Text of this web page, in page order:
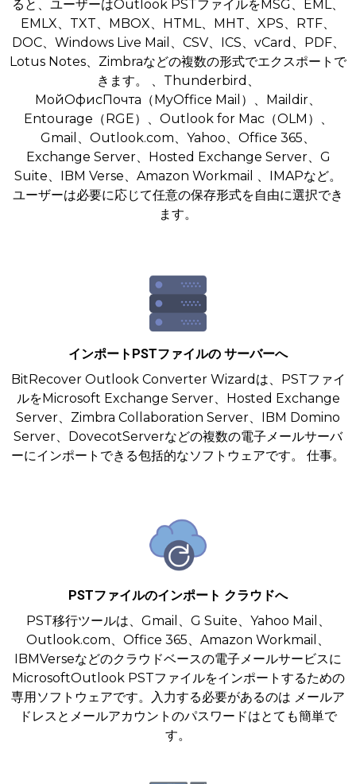
ると、ユーザーはOutlook PSTファイルをMSG、EML、
EMLX、TXT、MBOX、HTML、MHT、XPS、RTF、
DOC、Windows Live Mail、CSV、ICS、vCard、PDF、
Lotus Notes、Zimbraなどの複数の形式でエクスポートで
きます。 、Thunderbird、
МойОфисПочта（MyOffice Mail）、Maildir、
Entourage（RGE）、Outlook for Mac（OLM）、
Gmail、Outlook.com、Yahoo、Office 365、
Exchange Server、Hosted Exchange Server、G
Suite、IBM Verse、Amazon Workmail 、IMAPなど。
ユーザーは必要に応じて任意の保存形式を自由に選択でき
ます。
インポートPSTファイルの サーバーへ
BitRecover Outlook Converter Wizardは、PSTファイ
ルをMicrosoft Exchange Server、Hosted Exchange
Server、Zimbra Collaboration Server、IBM Domino
Server、DovecotServerなどの複数の電子メールサーバ
ーにインポートできる包括的なソフトウェアです。 仕事。
PSTファイルのインポート クラウドへ
PST移行ツールは、Gmail、G Suite、Yahoo Mail、
Outlook.com、Office 365、Amazon Workmail、
IBMVerseなどのクラウドベースの電子メールサービスに
MicrosoftOutlook PSTファイルをインポートするための
専用ソフトウェアです。入力する必要があるのは メールア
ドレスとメールアカウントのパスワードはとても簡単で
す。